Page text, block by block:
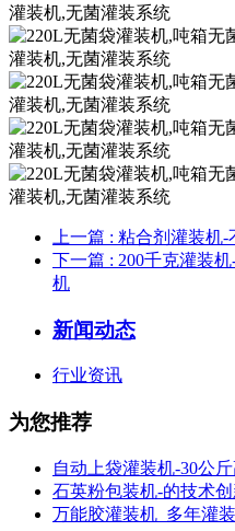
上一篇 : 粘合剂灌装机-
下一篇 : 200千克灌装
机
新闻动态
行业资讯
为您推荐
自动上袋灌装机-30公
石英粉包装机-的技术
万能胶灌装机_多年灌